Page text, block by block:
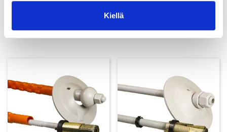
Kiellä
Lasikuitupultti